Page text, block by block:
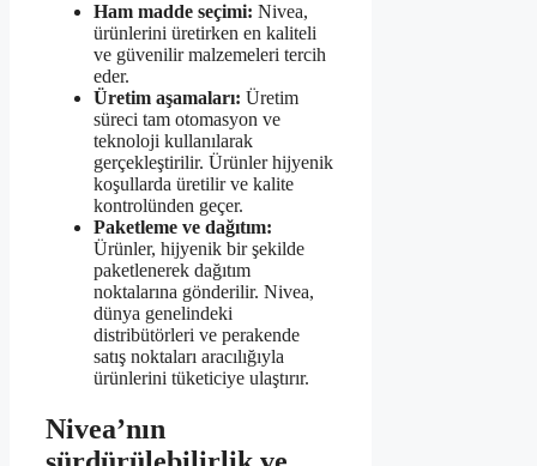
Ham madde seçimi: Nivea,
ürünlerini üretirken en kaliteli
ve güvenilir malzemeleri tercih
eder.
Üretim aşamaları: Üretim
süreci tam otomasyon ve
teknoloji kullanılarak
gerçekleştirilir. Ürünler hijyenik
koşullarda üretilir ve kalite
kontrolünden geçer.
Paketleme ve dağıtım:
Ürünler, hijyenik bir şekilde
paketlenerek dağıtım
noktalarına gönderilir. Nivea,
dünya genelindeki
distribütörleri ve perakende
satış noktaları aracılığıyla
ürünlerini tüketiciye ulaştırır.
Nivea’nın